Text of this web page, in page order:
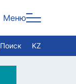
Меню
Поиск KZ